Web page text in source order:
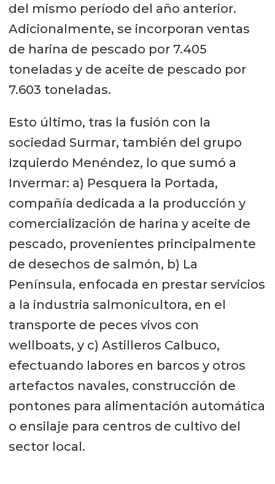
del mismo período del año anterior.
Adicionalmente, se incorporan ventas
de harina de pescado por 7.405
toneladas y de aceite de pescado por
7.603 toneladas.
Esto último, tras la fusión con la
sociedad Surmar, también del grupo
Izquierdo Menéndez, lo que sumó a
Invermar: a) Pesquera la Portada,
compañía dedicada a la producción y
comercialización de harina y aceite de
pescado, provenientes principalmente
de desechos de salmón, b) La
Península, enfocada en prestar servicios
a la industria salmonicultora, en el
transporte de peces vivos con
wellboats, y c) Astilleros Calbuco,
efectuando labores en barcos y otros
artefactos navales, construcción de
pontones para alimentación automática
o ensilaje para centros de cultivo del
sector local.